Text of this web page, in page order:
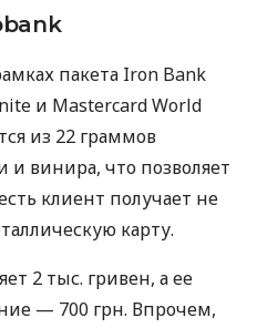
пакета Iron Bank
и Mastercard World
из 22 граммов
и винира, что позволяет
клиент получает не
карту.
2 тыс. гривен, а ее
— 700 грн. Впрочем,